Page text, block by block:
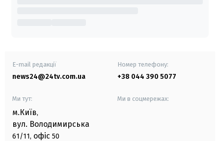
E-mail редакції
news24@24tv.com.ua
Номер телефону:
+38 044 390 5077
Ми тут:
м.Київ,
вул. Володимирська
61/11, офіс 50
Ми в соцмережах: